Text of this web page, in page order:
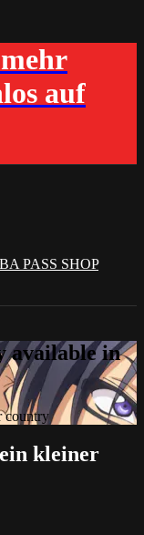
auf
PASS SHOP
available in
country
kleiner